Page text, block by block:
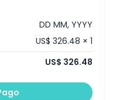
DD MM, YYYY
US$ 326.48 × 1
US$ 326.48